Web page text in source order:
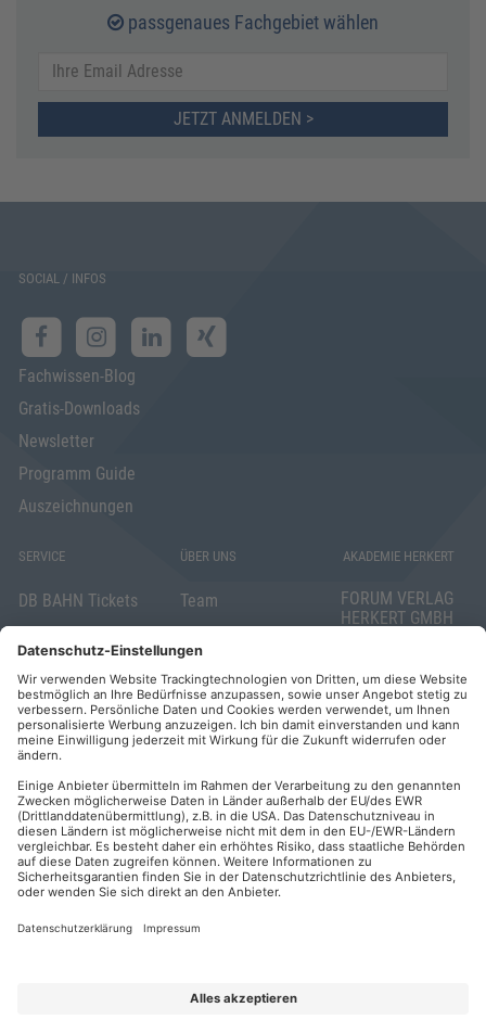
passgenaues Fachgebiet wählen
JETZT ANMELDEN >
SOCIAL / INFOS
Fachwissen-Blog
Gratis-Downloads
Newsletter
Programm Guide
Auszeichnungen
SERVICE
DB BAHN Tickets
Widerrufsrecht
für Verbraucher
Elektronischer
Geschäftsverkehr
Barrierefreiheit
ÜBER UNS
Team
HERKERT
FORUM VERLAG
HERKERT
Kontakt
AKADEMIE HERKERT
FORUM VERLAG
HERKERT GMBH
86504 Merching
Telefon: +49
(0)8233 381-123
Telefax: +49
E-Mail:
herkert.de
Zahlung per
Rechnung